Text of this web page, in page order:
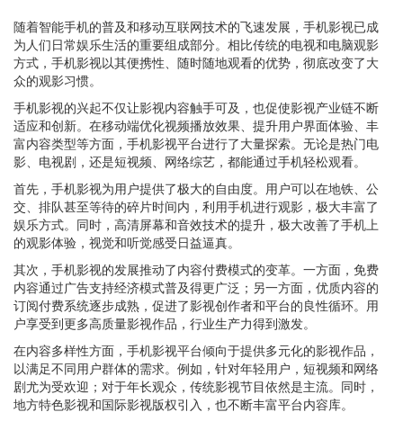
随着智能手机的普及和移动互联网技术的飞速发展，手机影视已成
为人们日常娱乐生活的重要组成部分。相比传统的电视和电脑观影
方式，手机影视以其便携性、随时随地观看的优势，彻底改变了大
众的观影习惯。
手机影视的兴起不仅让影视内容触手可及，也促使影视产业链不断
适应和创新。在移动端优化视频播放效果、提升用户界面体验、丰
富内容类型等方面，手机影视平台进行了大量探索。无论是热门电
影、电视剧，还是短视频、网络综艺，都能通过手机轻松观看。
首先，手机影视为用户提供了极大的自由度。用户可以在地铁、公
交、排队甚至等待的碎片时间内，利用手机进行观影，极大丰富了
娱乐方式。同时，高清屏幕和音效技术的提升，极大改善了手机上
的观影体验，视觉和听觉感受日益逼真。
其次，手机影视的发展推动了内容付费模式的变革。一方面，免费
内容通过广告支持经济模式普及得更广泛；另一方面，优质内容的
订阅付费系统逐步成熟，促进了影视创作者和平台的良性循环。用
户享受到更多高质量影视作品，行业生产力得到激发。
在内容多样性方面，手机影视平台倾向于提供多元化的影视作品，
以满足不同用户群体的需求。例如，针对年轻用户，短视频和网络
剧尤为受欢迎；对于年长观众，传统影视节目依然是主流。同时，
地方特色影视和国际影视版权引入，也不断丰富平台内容库。